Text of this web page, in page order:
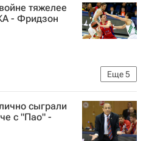
Пучков
МЧС России (Министерство РФ по делам гражданской обороны, чрезвычайным ситуациям и ликвидации последствий стихийных бедствий)
тяжелее
- Фридзон
Еще5
Серия до трех побед плей-офф мужской Евролиги, ПБК ЦСКА - "Панатинаикос"
Виталий Фридзон
сыграли
с "Пао" -